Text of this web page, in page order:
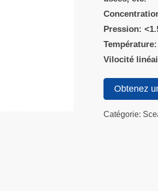
Pression:
Vilocité
Obtenez
Catégorie: